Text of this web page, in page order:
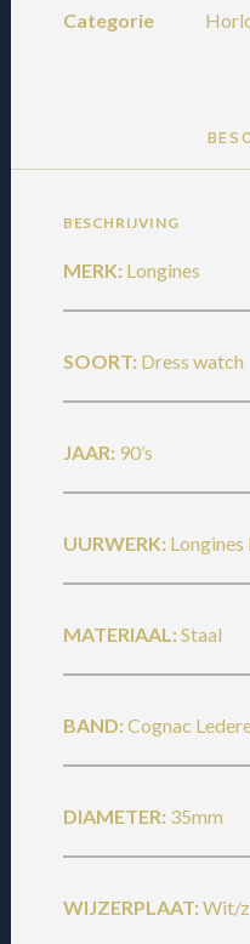
Categorie
BESCHRIJVING
MERK: Longines
SOORT:Dress watch
JAAR:90’s
UURWERK:Longines
MATERIAAL:Staal
BAND:Cognac
DIAMETER:35mm
WIJZERPLAAT:Wit/